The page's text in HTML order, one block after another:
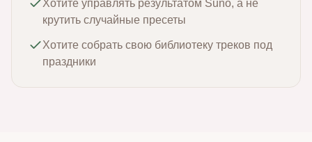
Хотите управлять результатом Suno, а не
крутить случайные пресеты
Хотите собрать свою библиотеку треков под
праздники